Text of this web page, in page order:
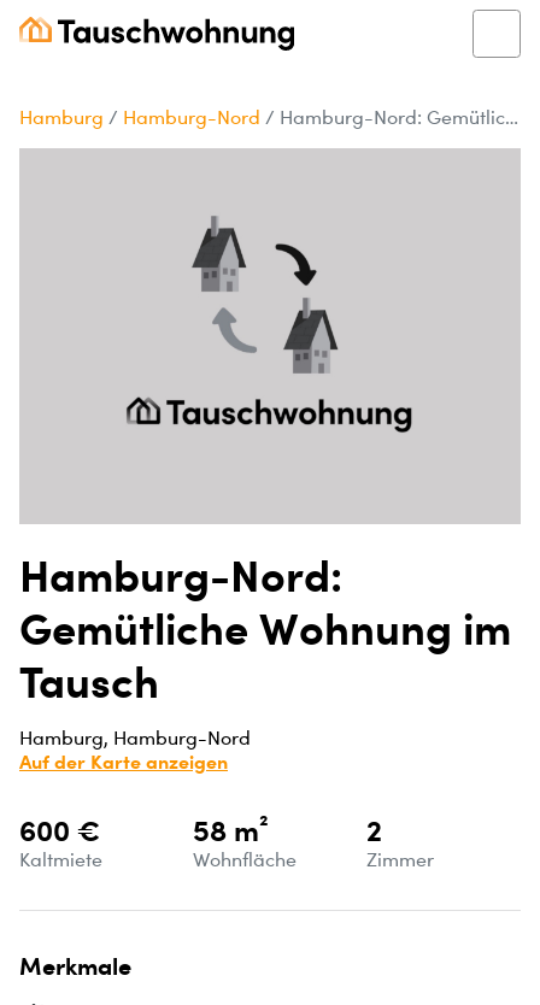
Hamburg / Hamburg-Nord / Hamburg-Nord: Gemütliche Wohnung im Tausch
Hamburg-Nord:
Gemütliche Wohnung im
Tausch
Hamburg, Hamburg-Nord
Auf der Karte anzeigen
600 €
Kaltmiete
58 m²
Wohnfläche
2
Zimmer
Merkmale